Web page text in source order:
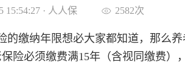
15:54:27 · 人人保 2582次
的缴纳年限想必大家都知道，那么
险必须缴费满15年（含视同缴费）